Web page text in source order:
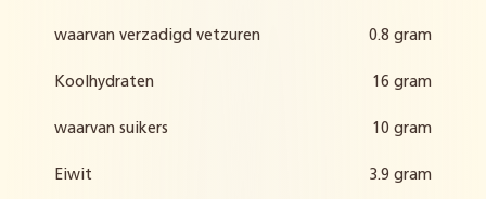
waarvan verzadigd vetzuren 0.8 gram
Koolhydraten 16 gram
waarvan suikers 10 gram
Eiwit 3.9 gram